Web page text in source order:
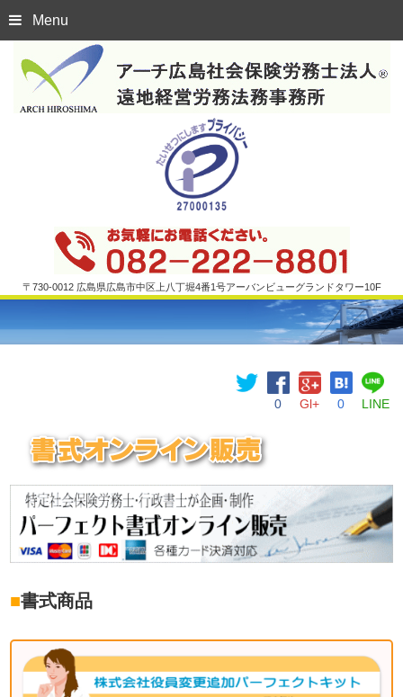
Menu
〒730-0012 広島県広島市中区上八丁堀4番1号アーバンビューグランドタワー10F
0 Gl+ 0 LINE
■書式商品